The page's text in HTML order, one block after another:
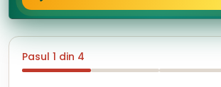
Pasul 1 din 4